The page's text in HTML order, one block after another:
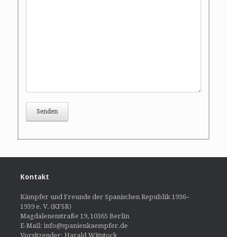
Kontakt
Kämpfer und Freunde der Spanischen Republik 1936–
1939 e. V. (KFSR)
Magdalenenstraße 19, 10365 Berlin
E-Mail: info@spanienkaempfer.de
Vorsitzender: Harald Wittstock